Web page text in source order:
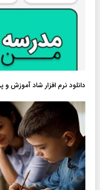
دانلود نرم افزار شاد آموزش